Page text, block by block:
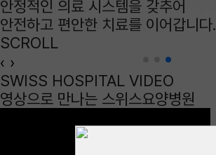
안정적인 의료 시스템을 갖추어
안전하고 편안한 치료를 이어갑니다.
SCROLL
‹ ›
SWISS HOSPITAL VIDEO
영상으로 만나는 스위스요양병원